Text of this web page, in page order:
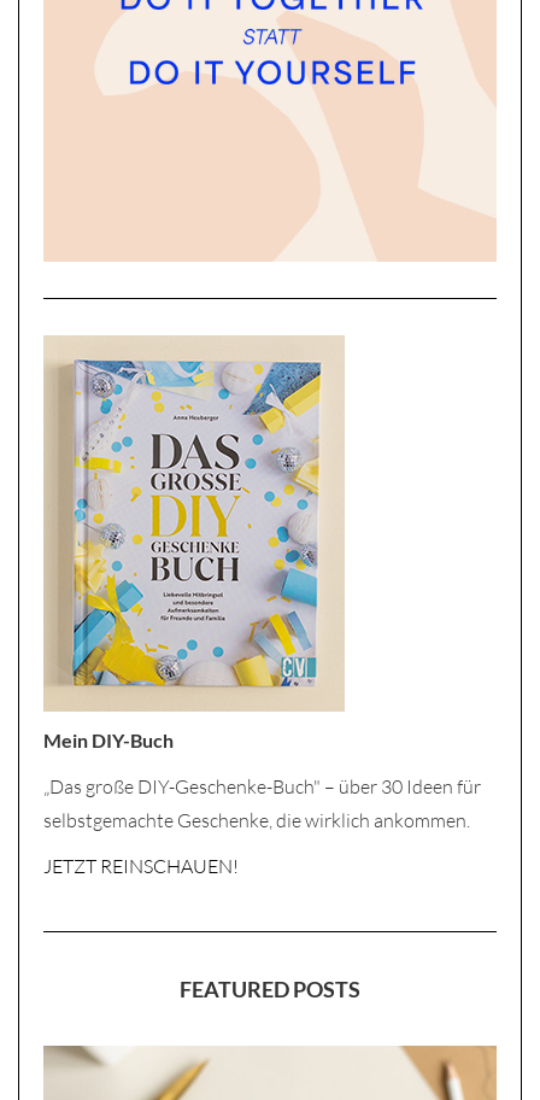
Mein DIY-Buch
„Das große DIY-Geschenke-Buch" – über 30 Ideen für
selbstgemachte Geschenke, die wirklich ankommen.
JETZT REINSCHAUEN!
FEATURED POSTS